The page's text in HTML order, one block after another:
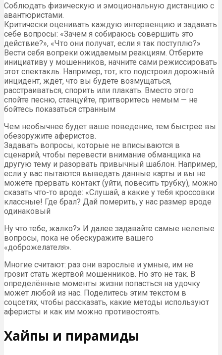
Соблюдать физическую и эмоциональную дистанцию с
авантюристами.
Критически оценивать каждую интервенцию и задавать
себе вопросы: «Зачем я собираюсь совершить это
действие?», «Что они получат, если я так поступлю?»
Вести себя вопреки ожидаемым реакциям. Отберите
инициативу у мошенников, начните сами режиссировать
этот спектакль. Например, тот, кто подстроил дорожный
инцидент, ждёт, что вы будете возмущаться,
расстраиваться, спорить или плакать. Вместо этого
спойте песню, станцуйте, притворитесь немым — не
бойтесь показаться странным
Чем необычнее будет ваше поведение, тем быстрее вы
обезоружите аферистов.
Задавать вопросы, которые не вписываются в
сценарий, чтобы перевести внимание обманщика на
другую тему и разорвать привычный шаблон. Например,
если у вас пытаются выведать данные карты и вы не
можете прервать контакт (уйти, повесить трубку), можно
сказать что-то вроде: «Слушай, а какие у тебя кроссовки
классные! Где брал? Дай померить, у нас размер вроде
одинаковый
Ну что тебе, жалко?» И далее задавайте самые нелепые
вопросы, пока не обескуражите вашего
«доброжелателя».
Многие считают: раз они взрослые и умные, им не
грозит стать жертвой мошенников. Но это не так. В
определённые моменты жизни попасться на удочку
может любой из нас. Поделитесь этим текстом в
соцсетях, чтобы рассказать, какие методы используют
аферисты и как им можно противостоять.
Хайпы и пирамиды